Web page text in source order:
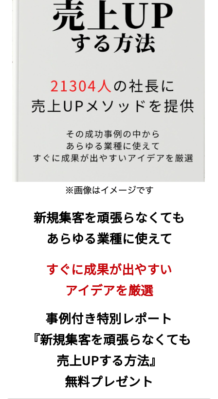
新規集客を頑張らなくても
あらゆる業種に使えて
すぐに成果が出やすい
アイデアを厳選
事例付き特別レポート
『新規集客を頑張らなくても
売上UPする方法』
無料プレゼント